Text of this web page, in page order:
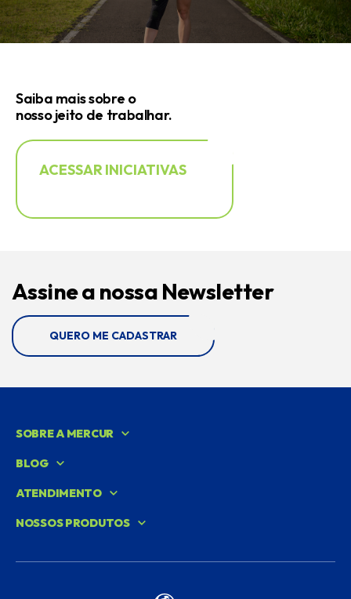
Saiba mais sobre o
nosso jeito de trabalhar.
ACESSAR INICIATIVAS
Assine a nossa Newsletter
QUERO ME CADASTRAR
SOBRE A MERCUR
BLOG
ATENDIMENTO
NOSSOS PRODUTOS